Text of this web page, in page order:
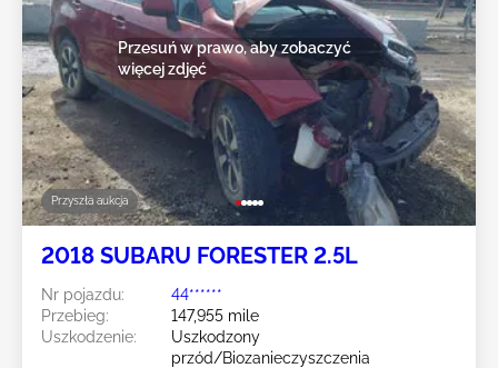
Przyszła aukcja
Przesuń w prawo, aby zobaczyć
więcej zdjęć
2018 SUBARU FORESTER 2.5L
Nr pojazdu:
44******
Przebieg:
147,955 mile
Uszkodzenie:
Uszkodzony
przód/Biozanieczyszczenia